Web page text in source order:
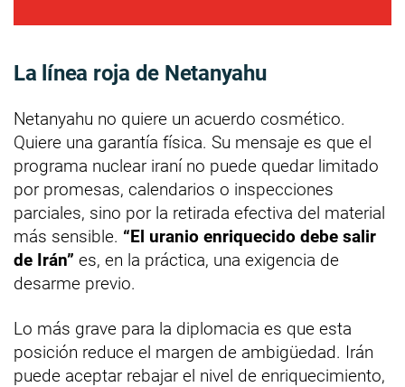
La línea roja de Netanyahu
Netanyahu no quiere un acuerdo cosmético.
Quiere una garantía física. Su mensaje es que el
programa nuclear iraní no puede quedar limitado
por promesas, calendarios o inspecciones
parciales, sino por la retirada efectiva del material
más sensible. “El uranio enriquecido debe salir
de Irán” es, en la práctica, una exigencia de
desarme previo.
Lo más grave para la diplomacia es que esta
posición reduce el margen de ambigüedad. Irán
puede aceptar rebajar el nivel de enriquecimiento,